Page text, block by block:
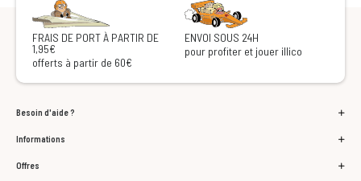
FRAIS DE PORT À PARTIR DE
1,95€
offerts à partir de 60€
ENVOI SOUS 24H
pour profiter et jouer illico
Besoin d'aide ?
Informations
Offres